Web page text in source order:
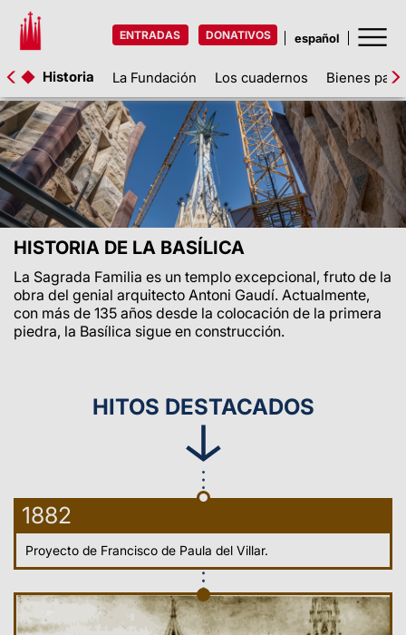
ENTRADAS DONATIVOS
Historia La Fundación Los cuadernos Bienes
HISTORIA DE LA BASÍLICA
La Sagrada Familia es un templo excepcional, fruto de la
obra del genial arquitecto Antoni Gaudí. Actualmente,
con más de 135 años desde la colocación de la primera
piedra, la Basílica sigue en construcción.
HITOS DESTACADOS
1882
Proyecto de Francisco de Paula del Villar.